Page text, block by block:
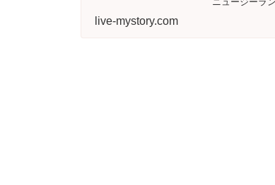
live-mystory.com